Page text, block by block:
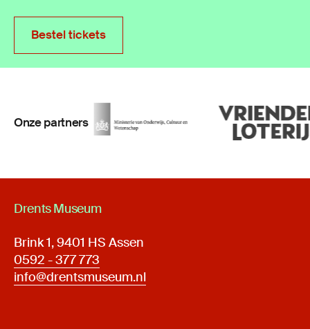
Bestel tickets
Bestel tickets
Onze partners
Drents Museum
Brink 1, 9401 HS Assen
0592 - 377 773
info@drentsmuseum.nl